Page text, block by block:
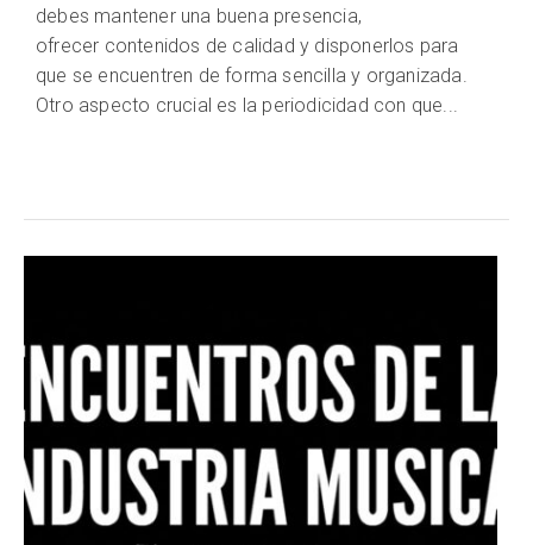
debes mantener una buena presencia,
ofrecer contenidos de calidad y disponerlos para
que se encuentren de forma sencilla y organizada.
Otro aspecto crucial es la periodicidad con que...